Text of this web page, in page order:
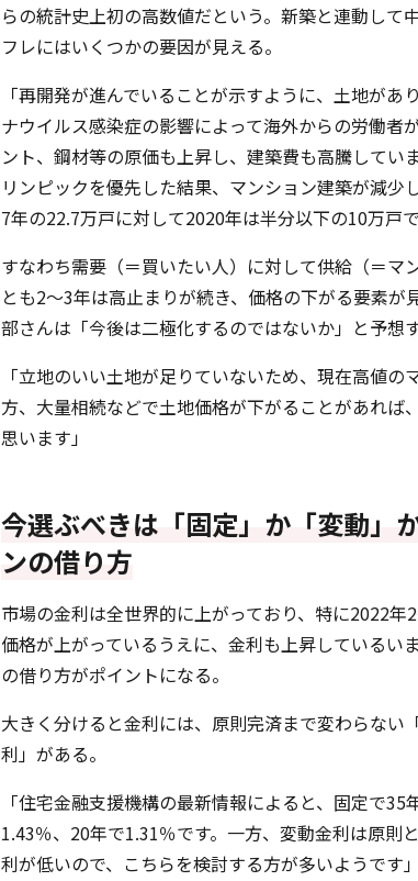
らの統計史上初の高数値だという。新築と連動し
フレにはいくつかの要因が見える。
「再開発が進んでいることが示すように、土地が
ナウイルス感染症の影響によって海外からの労働者
ント、鋼材等の原価も上昇し、建築費も高騰してい
リンピックを優先した結果、マンション建築が減
7年の22.7万戸に対して2020年は半分以下の10万戸で
すなわち需要（＝買いたい人）に対して供給（＝マ
とも2～3年は高止まりが続き、価格の下がる要素
部さんは「今後は二極化するのではないか」と予想す
「立地のいい土地が足りていないため、現在高値
方、大量相続などで土地価格が下がることがあれば
思います」
今選ぶべきは「固定」か「変動」
ンの借り方
市場の金利は全世界的に上がっており、特に2022
価格が上がっているうえに、金利も上昇しているい
の借り方がポイントになる。
大きく分けると金利には、原則完済まで変わらない
利」がある。
「住宅金融支援機構の最新情報によると、固定で
1.43％、20年で1.31％です。一方、変動金利は原則
利が低いので、こちらを検討する方が多いようです」